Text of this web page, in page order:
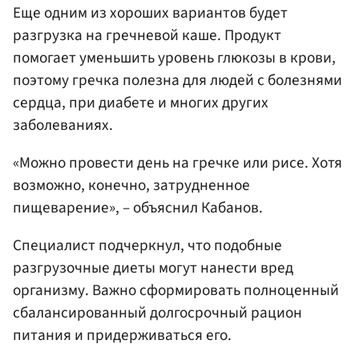
Еще одним из хороших вариантов будет
разгрузка на гречневой каше. Продукт
помогает уменьшить уровень глюкозы в крови,
поэтому гречка полезна для людей с болезнями
сердца, при диабете и многих других
заболеваниях.
«Можно провести день на гречке или рисе. Хотя
возможно, конечно, затрудненное
пищеварение», – объяснил Кабанов.
Специалист подчеркнул, что подобные
разгрузочные диеты могут нанести вред
организму. Важно сформировать полноценный
сбалансированный долгосрочный рацион
питания и придерживаться его.